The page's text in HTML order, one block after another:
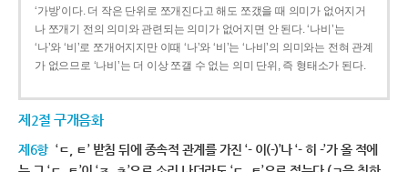
‘가방’이다. 더 작은 단위로 쪼개진다고 해도 쪼갰을 때 의미가 없어지거
나 쪼개기 전의 의미와 관련되는 의미가 없어지면 안 된다. ‘나비’는
‘나’와 ‘비’로 쪼개어지지만 이때 ‘나’와 ‘비’는 ‘나비’의 의미와는 전혀 관계
가 없으므로 ‘나비’는 더 이상 쪼갤 수 없는 의미 단위, 즉 형태소가 된다.
제2절 구개음화
제6항 ‘ㄷ, ㅌ’ 받침 뒤에 종속적 관계를 가진 ‘- 이(-)’나 ‘- 히 -’가 올 적에